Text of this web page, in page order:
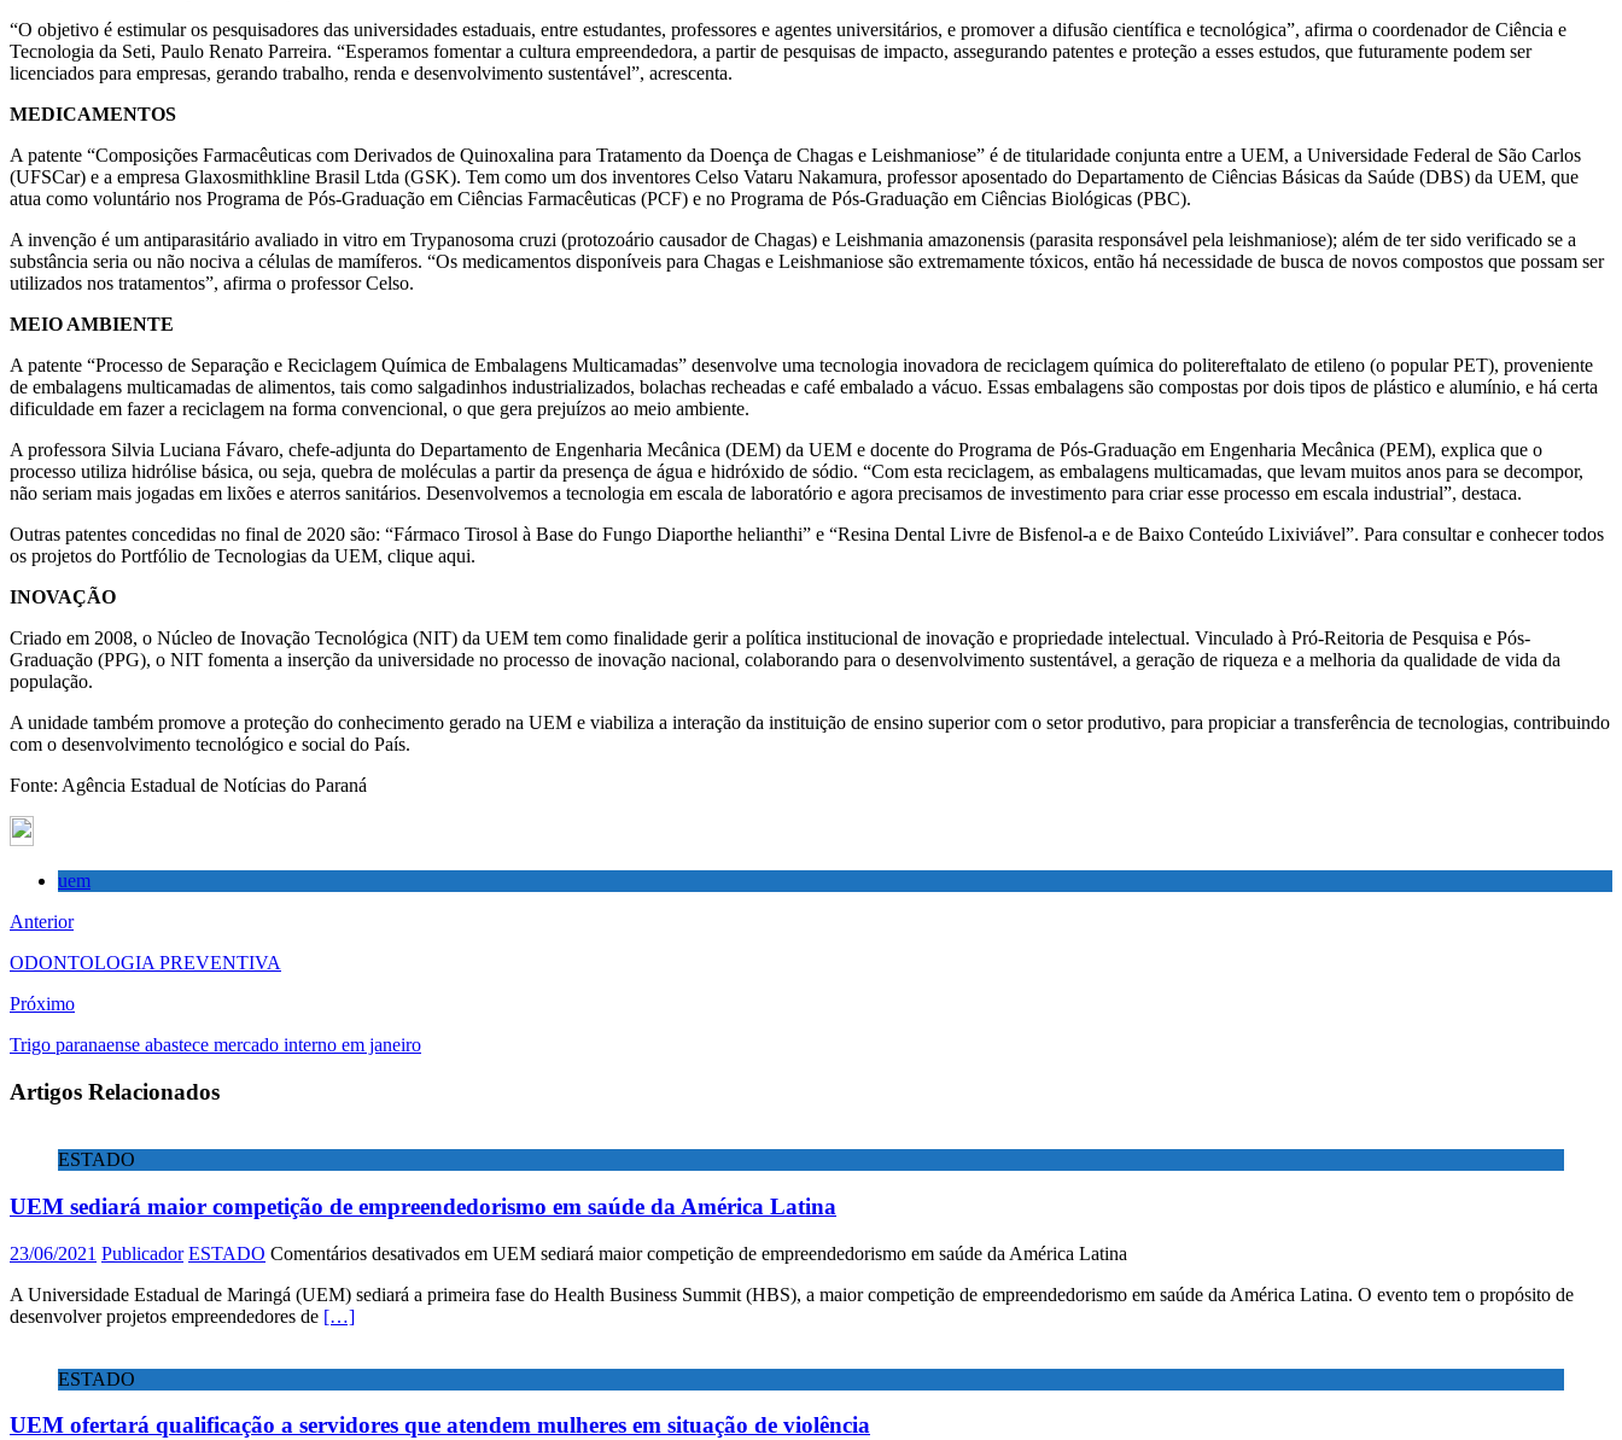
“O objetivo é estimular os pesquisadores das universidades estaduais, entre estudantes, professores e agentes universitários, e promover a difusão científica e tecnológica”, afirma o coordenador de Ciência e
Tecnologia da Seti, Paulo Renato Parreira. “Esperamos fomentar a cultura empreendedora, a partir de pesquisas de impacto, assegurando patentes e proteção a esses estudos, que futuramente podem ser
licenciados para empresas, gerando trabalho, renda e desenvolvimento sustentável”, acrescenta.
MEDICAMENTOS
A patente “Composições Farmacêuticas com Derivados de Quinoxalina para Tratamento da Doença de Chagas e Leishmaniose” é de titularidade conjunta entre a UEM, a Universidade Federal de São Carlos
(UFSCar) e a empresa Glaxosmithkline Brasil Ltda (GSK). Tem como um dos inventores Celso Vataru Nakamura, professor aposentado do Departamento de Ciências Básicas da Saúde (DBS) da UEM, que
atua como voluntário nos Programa de Pós-Graduação em Ciências Farmacêuticas (PCF) e no Programa de Pós-Graduação em Ciências Biológicas (PBC).
A invenção é um antiparasitário avaliado in vitro em Trypanosoma cruzi (protozoário causador de Chagas) e Leishmania amazonensis (parasita responsável pela leishmaniose); além de ter sido verificado se a
substância seria ou não nociva a células de mamíferos. “Os medicamentos disponíveis para Chagas e Leishmaniose são extremamente tóxicos, então há necessidade de busca de novos compostos que possam ser
utilizados nos tratamentos”, afirma o professor Celso.
MEIO AMBIENTE
A patente “Processo de Separação e Reciclagem Química de Embalagens Multicamadas” desenvolve uma tecnologia inovadora de reciclagem química do politereftalato de etileno (o popular PET), proveniente
de embalagens multicamadas de alimentos, tais como salgadinhos industrializados, bolachas recheadas e café embalado a vácuo. Essas embalagens são compostas por dois tipos de plástico e alumínio, e há certa
dificuldade em fazer a reciclagem na forma convencional, o que gera prejuízos ao meio ambiente.
A professora Silvia Luciana Fávaro, chefe-adjunta do Departamento de Engenharia Mecânica (DEM) da UEM e docente do Programa de Pós-Graduação em Engenharia Mecânica (PEM), explica que o
processo utiliza hidrólise básica, ou seja, quebra de moléculas a partir da presença de água e hidróxido de sódio. “Com esta reciclagem, as embalagens multicamadas, que levam muitos anos para se decompor,
não seriam mais jogadas em lixões e aterros sanitários. Desenvolvemos a tecnologia em escala de laboratório e agora precisamos de investimento para criar esse processo em escala industrial”, destaca.
Outras patentes concedidas no final de 2020 são: “Fármaco Tirosol à Base do Fungo Diaporthe helianthi” e “Resina Dental Livre de Bisfenol-a e de Baixo Conteúdo Lixiviável”. Para consultar e conhecer todos
os projetos do Portfólio de Tecnologias da UEM, clique aqui.
INOVAÇÃO
Criado em 2008, o Núcleo de Inovação Tecnológica (NIT) da UEM tem como finalidade gerir a política institucional de inovação e propriedade intelectual. Vinculado à Pró-Reitoria de Pesquisa e Pós-
Graduação (PPG), o NIT fomenta a inserção da universidade no processo de inovação nacional, colaborando para o desenvolvimento sustentável, a geração de riqueza e a melhoria da qualidade de vida da
população.
A unidade também promove a proteção do conhecimento gerado na UEM e viabiliza a interação da instituição de ensino superior com o setor produtivo, para propiciar a transferência de tecnologias, contribuindo
com o desenvolvimento tecnológico e social do País.
Fonte: Agência Estadual de Notícias do Paraná
uem
Anterior
ODONTOLOGIA PREVENTIVA
Próximo
Trigo paranaense abastece mercado interno em janeiro
Artigos Relacionados
ESTADO
UEM sediará maior competição de empreendedorismo em saúde da América Latina
23/06/2021 Publicador ESTADO Comentários desativados em UEM sediará maior competição de empreendedorismo em saúde da América Latina
A Universidade Estadual de Maringá (UEM) sediará a primeira fase do Health Business Summit (HBS), a maior competição de empreendedorismo em saúde da América Latina. O evento tem o propósito de
desenvolver projetos empreendedores de […]
ESTADO
UEM ofertará qualificação a servidores que atendem mulheres em situação de violência